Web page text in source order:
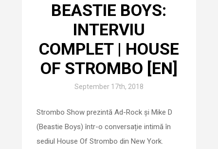
BEASTIE BOYS:
INTERVIU
COMPLET | HOUSE
OF STROMBO [EN]
September 17th, 2018
Strombo Show prezintă Ad-Rock și Mike D
(Beastie Boys) într-o conversație intimă în
sediul House Of Strombo din New York.